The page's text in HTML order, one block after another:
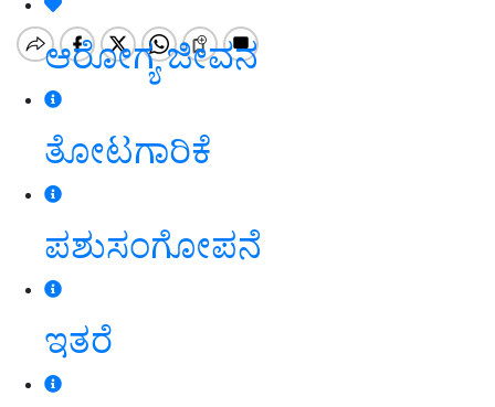
ಆರೋಗ್ಯ ಜೀವನ
ತೋಟಗಾರಿಕೆ
ಪಶುಸಂಗೋಪನೆ
ಇತರೆ